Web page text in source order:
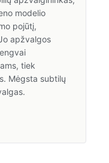
modelio
pojūtį,
apžvalgos
tiek
Mėgsta subtilų